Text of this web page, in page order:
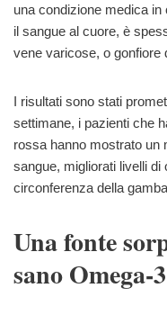
una condizione medica
il sangue al cuore, è
vene varicose, o gonfiore
I risultati sono stati
settimane, i pazienti che
rossa hanno mostrato un
sangue, migliorati livelli di
circonferenza della
Una fonte
sano Omega-